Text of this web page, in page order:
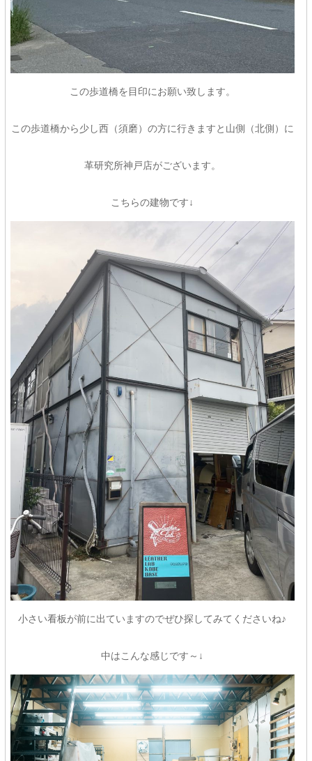
この歩道橋を目印にお願い致します。
この歩道橋から少し西（須磨）の方に行きますと山側（北側）に
革研究所神戸店がございます。
こちらの建物です↓
小さい看板が前に出ていますのでぜひ探してみてくださいね♪
中はこんな感じです～↓